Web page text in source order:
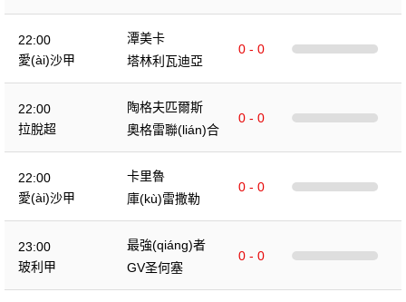
22:00
愛(ài)沙甲
潭美卡
0 - 0
塔林利瓦迪亞
22:00
拉脫超
陶格夫匹爾斯
0 - 0
奧格雷聯(lián)合
22:00
愛(ài)沙甲
卡里魯
0 - 0
庫(kù)雷撒勒
23:00
玻利甲
最強(qiáng)者
0 - 0
GV圣何塞